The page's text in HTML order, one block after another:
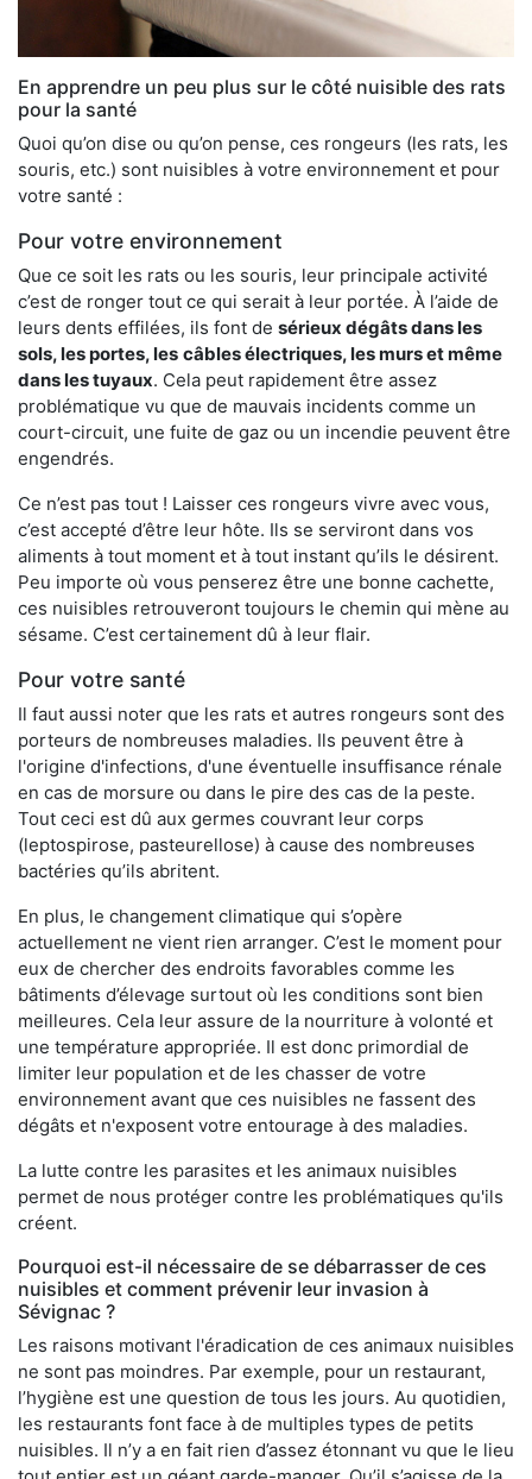
En apprendre un peu plus sur le côté nuisible des rats
pour la santé
Quoi qu’on dise ou qu’on pense, ces rongeurs (les rats, les
souris, etc.) sont nuisibles à votre environnement et pour
votre santé :
Pour votre environnement
Que ce soit les rats ou les souris, leur principale activité
c’est de ronger tout ce qui serait à leur portée. À l’aide de
leurs dents effilées, ils font de sérieux dégâts dans les
sols, les portes, les câbles électriques, les murs et même
dans les tuyaux. Cela peut rapidement être assez
problématique vu que de mauvais incidents comme un
court-circuit, une fuite de gaz ou un incendie peuvent être
engendrés.
Ce n’est pas tout ! Laisser ces rongeurs vivre avec vous,
c’est accepté d’être leur hôte. Ils se serviront dans vos
aliments à tout moment et à tout instant qu’ils le désirent.
Peu importe où vous penserez être une bonne cachette,
ces nuisibles retrouveront toujours le chemin qui mène au
sésame. C’est certainement dû à leur flair.
Pour votre santé
Il faut aussi noter que les rats et autres rongeurs sont des
porteurs de nombreuses maladies. Ils peuvent être à
l'origine d'infections, d'une éventuelle insuffisance rénale
en cas de morsure ou dans le pire des cas de la peste.
Tout ceci est dû aux germes couvrant leur corps
(leptospirose, pasteurellose) à cause des nombreuses
bactéries qu’ils abritent.
En plus, le changement climatique qui s’opère
actuellement ne vient rien arranger. C’est le moment pour
eux de chercher des endroits favorables comme les
bâtiments d’élevage surtout où les conditions sont bien
meilleures. Cela leur assure de la nourriture à volonté et
une température appropriée. Il est donc primordial de
limiter leur population et de les chasser de votre
environnement avant que ces nuisibles ne fassent des
dégâts et n'exposent votre entourage à des maladies.
La lutte contre les parasites et les animaux nuisibles
permet de nous protéger contre les problématiques qu'ils
créent.
Pourquoi est-il nécessaire de se débarrasser de ces
nuisibles et comment prévenir leur invasion à
Sévignac ?
Les raisons motivant l'éradication de ces animaux nuisibles
ne sont pas moindres. Par exemple, pour un restaurant,
l’hygiène est une question de tous les jours. Au quotidien,
les restaurants font face à de multiples types de petits
nuisibles. Il n’y a en fait rien d’assez étonnant vu que le lieu